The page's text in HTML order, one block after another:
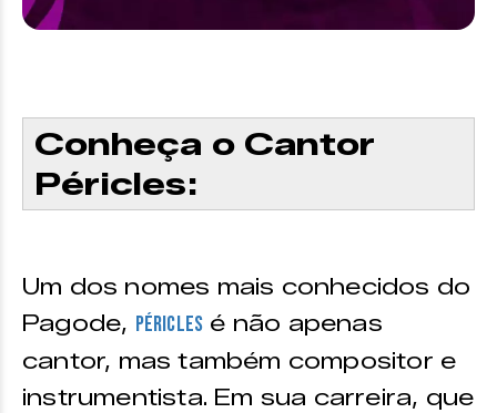
Conheça o Cantor
Péricles:
Um dos nomes mais conhecidos do
Pagode, Péricles é não apenas
cantor, mas também compositor e
instrumentista. Em sua carreira, que